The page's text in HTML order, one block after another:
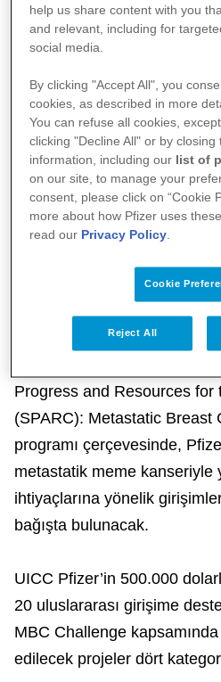
STK’ların ve devlet
olacak yarışmaya
https://
adresinden yapılabilecek.
26 Mart 2014, İstanbul
Kontrolu Birliği’nin (UICC)
(MMK) hastalarının
büyük ilerleme sağlanmış
kanseri hâlâ global ölçekte
sağlık sorunu oluşturuyor ve
Progress and Resources
(SPARC): Metastatic Breast
programı çerçevesinde,
metastatik meme kanseriyle
ihtiyaçlarına yönelik
bağışta bulunacak.
UICC Pfizer’in 500.000
20 uluslararası girişime
MBC Challenge
edilecek projeler dört
help us share content with you
and relevant, including for
social media.
By clicking "Accept All", you
cookies, as described in more
You can refuse all cookies,
clicking "Decline All" or by
information, including our list of
on our site, to manage your
consent, please click on “Cookie
more about how Pfizer uses
read our Privacy Policy.
Cookie
Reject All